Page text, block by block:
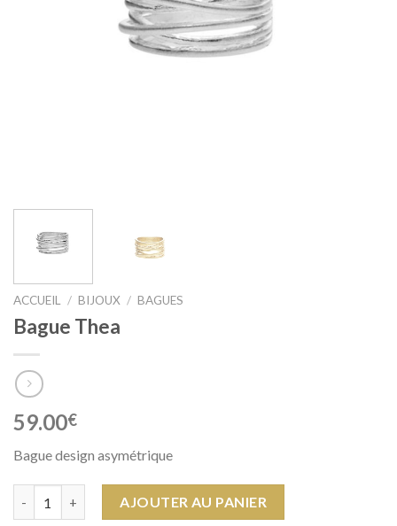
ACCUEIL / BIJOUX / BAGUES
Bague Thea
59.00€
Bague design asymétrique
AJOUTER AU PANIER